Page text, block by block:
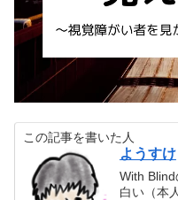
この記事を書いた人
ようすけ
With
白い（本